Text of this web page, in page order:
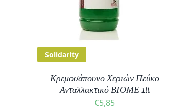
Solidarity
Κρεμοσάπουνο Χεριών Πεύκο
Ανταλλακτικό ΒΙΟΜΕ 1lt
€5,85